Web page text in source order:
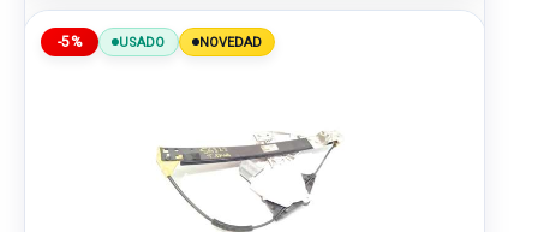
-5% USADO NOVEDAD